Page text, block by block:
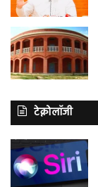
टेक्नोलॉजी